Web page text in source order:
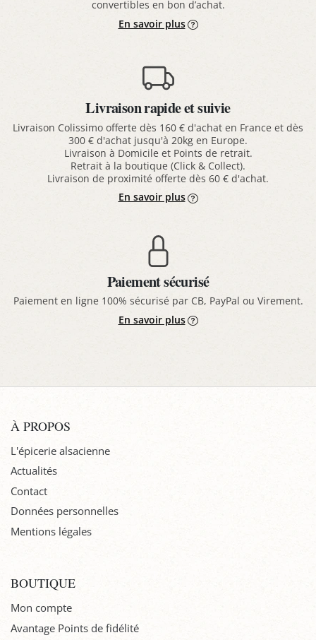
convertibles en bon d’achat.
En savoir plus
Livraison rapide et suivie
Livraison Colissimo offerte dès 160 € d'achat en France et dès
300 € d'achat jusqu'à 20kg en Europe.
Livraison à Domicile et Points de retrait.
Retrait à la boutique (Click & Collect).
Livraison de proximité offerte dès 60 € d'achat.
En savoir plus
Paiement sécurisé
Paiement en ligne 100% sécurisé par CB, PayPal ou Virement.
En savoir plus
À PROPOS
L'épicerie alsacienne
Actualités
Contact
Données personnelles
Mentions légales
BOUTIQUE
Mon compte
Avantage Points de fidélité